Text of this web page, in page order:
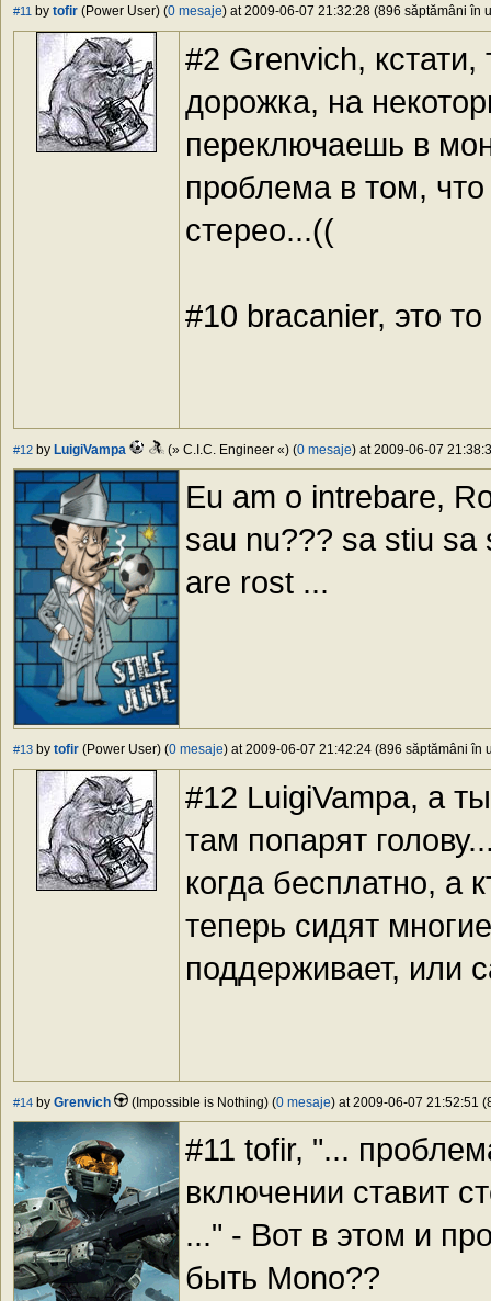
#11 by tofir (Power User) (0 mesaje) at 2009-06-07 21:32:28 (896 săptămâni în
#2 Grenvich, кстати,
дорожка, на
переключаешь в
проблема в том,
стерео...((
#10 bracanier, это
#12 by LuigiVampa (» C.I.C. Engineer «) (0 mesaje) at 2009-06-07
Eu am o intrebare,
sau nu??? sa stiu sa
are rost ...
#13 by tofir (Power User) (0 mesaje) at 2009-06-07 21:42:24 (896 săptămâni în
#12 LuigiVampa, а
там попарят
когда бесплатно, а
теперь сидят
поддерживает, или
#14 by Grenvich (Impossible is Nothing) (0 mesaje) at 2009-06-07 21:52:51
#11 tofir, "...
включении ставит
..." - Вот в этом и
быть Mono??